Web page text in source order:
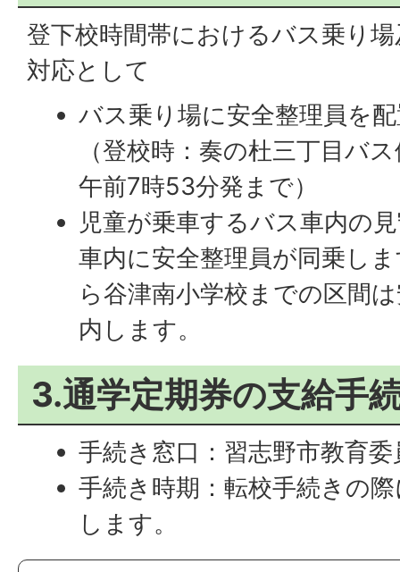
登下校時間帯におけるバス乗り
対応として
バス乗り場に安全整理員を
（登校時：奏の杜三丁目バ
午前7時53分発まで）
児童が乗車するバス車内の
車内に安全整理員が同乗し
ら谷津南小学校までの区間
内します。
3.通学定期券の支給手
手続き窓口：習志野市教育
手続き時期：転校手続きの
します。